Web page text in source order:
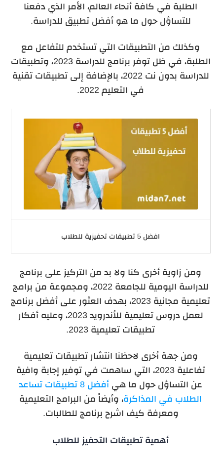
الطلبة في كافة أنحاء العالم، الأمر الذي دفعنا
للتساؤل حول ما هو أفضل تطبيق للدراسة.
وكذلك من التطبيقات التي تستخدم للتفاعل مع
الطلبة، في ظل توفر برنامج للدراسة 2023، وتطبيقات
للدراسة بدون نت 2022، بالإضافة إلى تطبيقات تقنية
في التعليم 2022.
افضل 5 تطبيقات تحفيزية للطلاب
ومن زاوية أخرى كنا ولا بد من التركيز على برنامج
للدراسة اليومية للجامعة 2022، ومجموعة من برامج
تعليمية مجانية 2023، بهدف العثور على أفضل برنامج
لعمل دروس تعليمية للأندرويد 2023، وعليه أفكار
تطبيقات تعليمية 2023.
ومن جهة أخرى لاحظنا انتشار تطبيقات تعليمية
تفاعلية 2023، التي ساهمت في توفير إجابة وافية
عن التساؤل حول ما هي
أفضل 8 تطبيقات تساعد
الطلاب في المذاكرة، وأيضاً من البرامج التعليمية
ومعرفة كيف اشرح برنامج للطالبات.
أهمية تطبيقات التحفيز للطلاب